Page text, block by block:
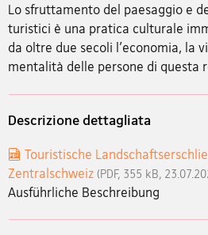
Lo sfruttamento del paesaggio e
turistici è una pratica culturale
da oltre due secoli l'economia, la
mentalità delle persone di questa
Descrizione dettagliata
Touristische
Zentralschweiz (PDF, 355 kB,
Ausführliche Beschreibung